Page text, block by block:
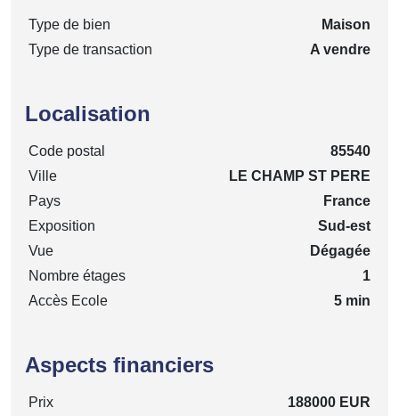
Type de bien
Maison
Type de transaction
A vendre
Localisation
Code postal
85540
Ville
LE CHAMP ST PERE
Pays
France
Exposition
Sud-est
Vue
Dégagée
Nombre étages
1
Accès Ecole
5 min
Aspects financiers
Prix 188000 EUR